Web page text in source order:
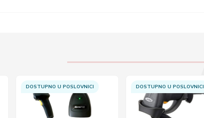
DOSTUPNO U POSLOVNICI DOSTUPNO U POSLOVNICI